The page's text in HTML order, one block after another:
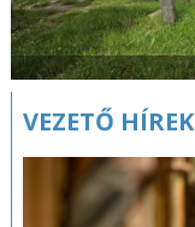
VEZETŐ HÍREK